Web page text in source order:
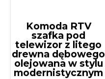
Komoda RTV
szafka pod
telewizor z litego
drewna dębowego
olejowana w stylu
modernistycznym